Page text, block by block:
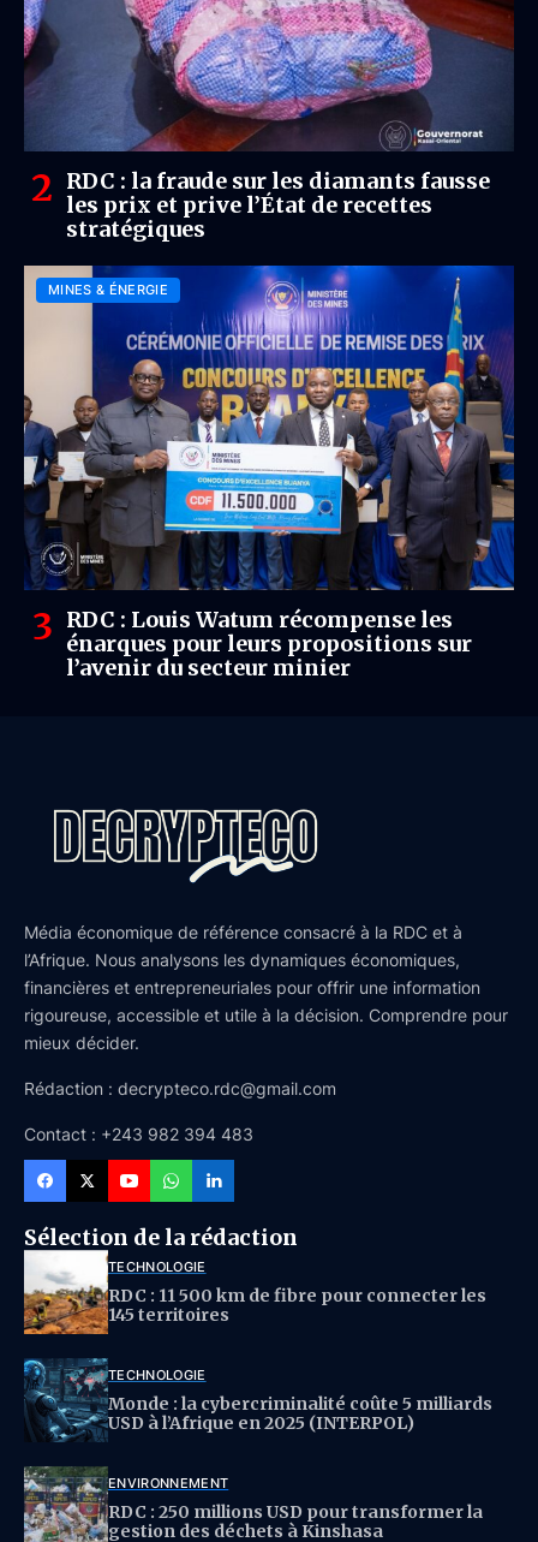
RDC : la fraude sur les diamants fausse
les prix et prive l’État de recettes
stratégiques
MINES & ÉNERGIE
RDC : Louis Watum récompense les
énarques pour leurs propositions sur
l’avenir du secteur minier
Média économique de référence consacré à la RDC et à
l’Afrique. Nous analysons les dynamiques économiques,
financières et entrepreneuriales pour offrir une information
rigoureuse, accessible et utile à la décision. Comprendre pour
mieux décider.
Rédaction : decrypteco.rdc@gmail.com
Contact : +243 982 394 483
Sélection de la rédaction
TECHNOLOGIE
RDC : 11 500 km de fibre pour connecter les
145 territoires
TECHNOLOGIE
Monde : la cybercriminalité coûte 5 milliards
USD à l’Afrique en 2025 (INTERPOL)
ENVIRONNEMENT
RDC : 250 millions USD pour transformer la
gestion des déchets à Kinshasa